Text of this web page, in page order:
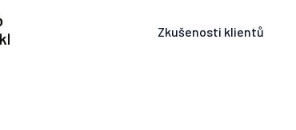
Zkušenosti klientů